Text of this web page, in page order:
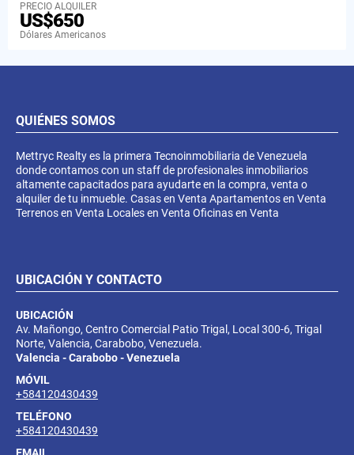
PRECIO ALQUILER
US$650
Dólares Americanos
QUIÉNES SOMOS
Mettryc Realty es la primera Tecnoinmobiliaria de Venezuela
donde contamos con un staff de profesionales inmobiliarios
altamente capacitados para ayudarte en la compra, venta o
alquiler de tu inmueble. Casas en Venta Apartamentos en Venta
Terrenos en Venta Locales en Venta Oficinas en Venta
UBICACIÓN Y CONTACTO
UBICACIÓN
Av. Mañongo, Centro Comercial Patio Trigal, Local 300-6, Trigal
Norte, Valencia, Carabobo, Venezuela.
Valencia - Carabobo - Venezuela
MÓVIL
+584120430439
TELÉFONO
+584120430439